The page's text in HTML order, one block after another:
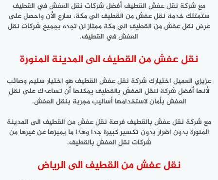
مع شركة نقل عفش القطيف أفضل شركات نقل العفش في القطيف
ستمتلك خدمة نقل عفش من القطيف الى مكة، سارع الأن واحصل على
عرض نقل عفش من القطيف الى مكة ممتاز لن تجده بجميع شركات نقل
العفش في القطيف.
نقل عفش من القطيف الى المدينة المنورة
عزيزي العميل اختيارك شركة نقل عفش القطيف هو اختيار سليم وصائب
لأنها أفضل شركة لنقل العفش بالقطيف يمكنها أن تساعدك على نقل
العفش بأمان لاستخدامها أساليب مجربة بنقل العفش.
مع شركة نقل عفش بالقطيف فرصة نقل عفش من القطيف الى المدينة
المنورة بدون اضرار بدون تكسير كبيرة جدا وهذا ما يميزها عن غيرها من
شركات نقل العفش بالقطيف.
نقل عفش من القطيف الى الرياض